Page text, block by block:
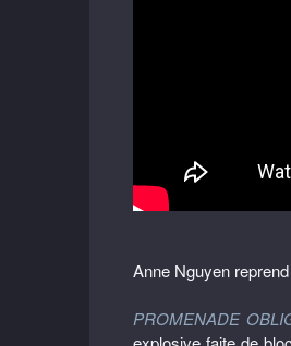
Anne Nguyen reprend
PROMENADE